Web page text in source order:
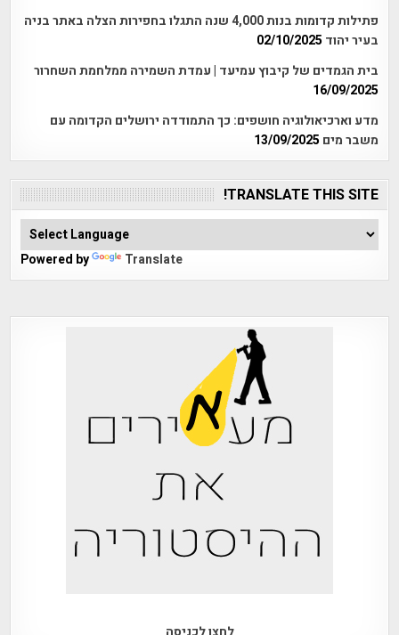
פתילות קדומות בנות 4,000 שנה התגלו בחפירות הצלה באתר בניה
בעיר יהוד 02/10/2025
בית הגמדים של קיבוץ עמיעד | עמדת השמירה ממלחמת השחרור
16/09/2025
מדע וארכיאולוגיה חושפים: כך התמודדה ירושלים הקדומה עם
משבר מים 13/09/2025
TRANSLATE THIS SITE!
Powered by Translate